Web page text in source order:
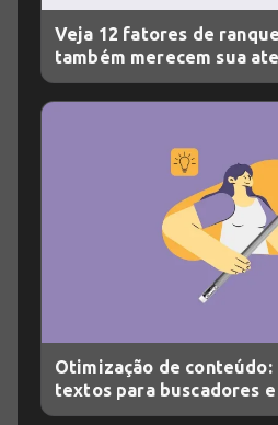
Veja 12 fatores de
também merecem sua
Otimização de conteúdo:
textos para buscadores e